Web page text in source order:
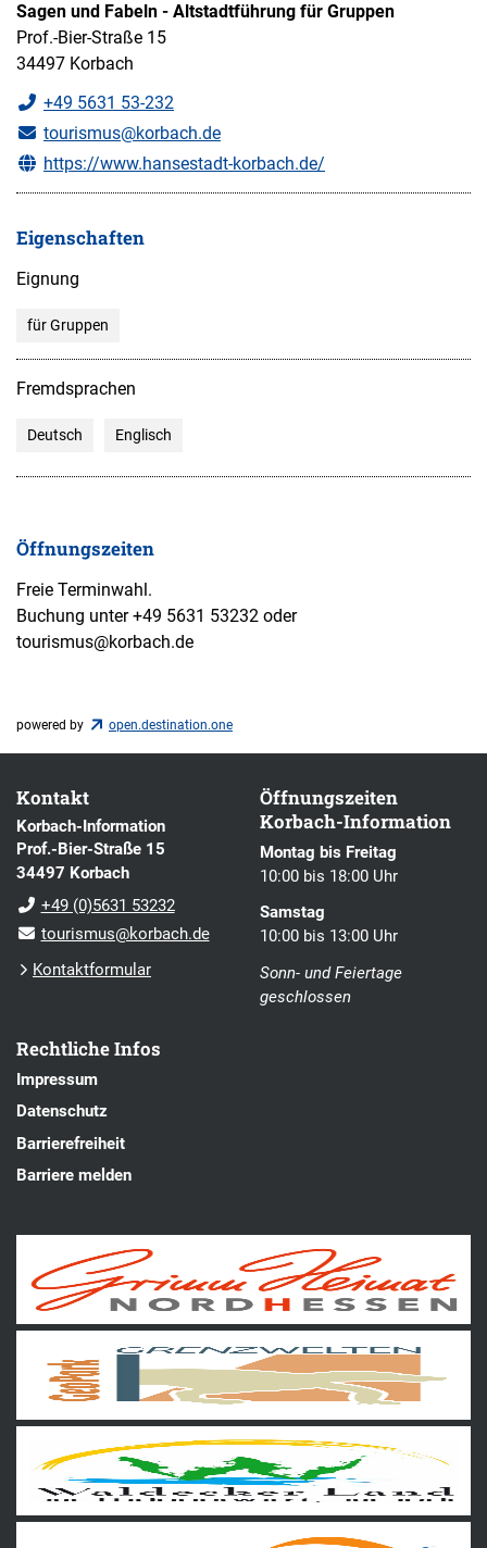
Sagen und Fabeln - Altstadtführung für Gruppen
Prof.-Bier-Straße 15
34497 Korbach
+49 5631 53-232
tourismus@korbach.de
https://www.hansestadt-korbach.de/
Eigenschaften
Eignung
für Gruppen
Fremdsprachen
Deutsch Englisch
Öffnungszeiten
Freie Terminwahl.
Buchung unter +49 5631 53232 oder
tourismus@korbach.de
powered by open.destination.one
Kontakt
Korbach-Information
Prof.-Bier-Straße 15
34497 Korbach
+49 (0)5631 53232
tourismus@korbach.de
Kontaktformular
Öffnungszeiten
Korbach-Information
Montag bis Freitag
10:00 bis 18:00 Uhr
Samstag
10:00 bis 13:00 Uhr
Sonn- und Feiertage
geschlossen
Rechtliche Infos
Impressum
Datenschutz
Barrierefreiheit
Barriere melden